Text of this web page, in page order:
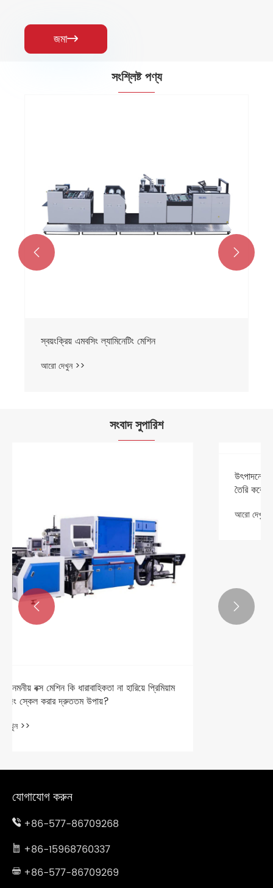
জমা
সংশ্লিষ্ট পণ্য
 
সংবাদ সুপারিশ
উৎপাদনে নির্ভুলতা এবং দক্ষতার জন্য একটি আবরণ মেশিন কী
তৈরি করে?
 
যোগাযোগ করুন
+86-577-86709268
+86-15968760337
+86-577-86709269